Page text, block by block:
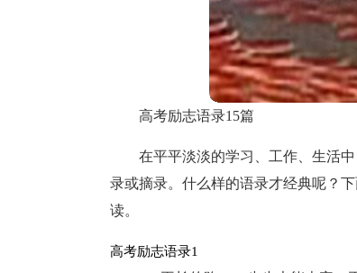
高考励志语录15篇
在平平淡淡的学习、工作、生活
录或摘录。什么样的语录才经典呢？
读。
高考励志语录1